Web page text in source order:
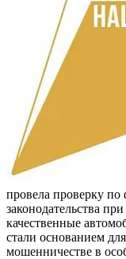
провела проверку
законодательства
качественные
стали основанием
мошенничестве в